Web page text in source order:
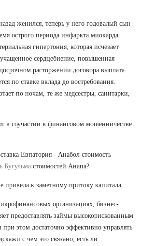
женился, теперь у него годовалый сын
острого периода инфаркта миокарда
гипертония, которая исчезает
сердцебиение, повышенная
расторжении договора выплата
по ставке вклада до востребования.
по ночам, те же медсестры, санитарки,
в соучастии в финансовом мошенничестве
Евпатория - Анабол стоимость
Бугульма стоимостей Анапа?
привела к заметному притоку капитала.
организациях, бизнес-
предоставлять займы высокорискованным
этом достаточно эффективно управлять
с чем это связано, есть ли